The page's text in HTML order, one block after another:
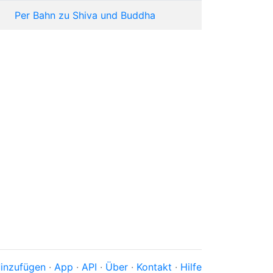
Per Bahn zu Shiva und Buddha
· App · API · Über · Kontakt · Hilfe